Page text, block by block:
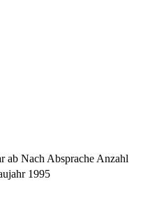
ab Nach Absprache Anzahl
1995